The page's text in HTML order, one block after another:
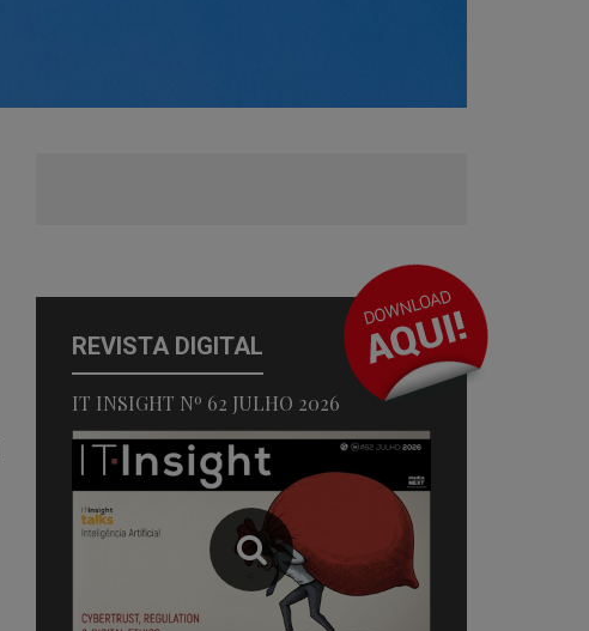
REVISTA DIGITAL
IT INSIGHT Nº 62 JULHO 2026